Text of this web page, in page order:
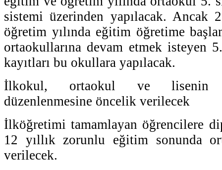
sistemi üzerinden yapılacak. Ancak
öğretim yılında eğitim öğretime
ortaokullarına devam etmek isteyen
kayıtları bu okullara yapılacak.
İlkokul, ortaokul ve lisenin
düzenlenmesine öncelik verilecek
İlköğretimi tamamlayan öğrencilere
12 yıllık zorunlu eğitim sonunda
verilecek.